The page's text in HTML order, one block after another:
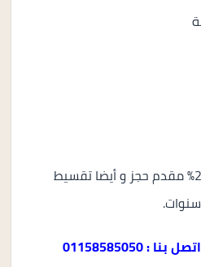
طرق الدفع والتقسيط : 20% مقدم حجز و أيضا تقسيط
اتصل بنا : 01158585050